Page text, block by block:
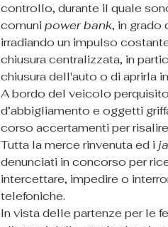
controllo, durante il quale
comuni power bank, in grado
irradiando un impulso
chiusura centralizzata, in
chiusura dell'auto o di aprirla
A bordo del veicolo
d’abbigliamento e oggetti
corso accertamenti per
Tutta la merce rinvenuta ed i
denunciati in concorso per
intercettare, impedire o
telefoniche.
In vista delle partenze per le